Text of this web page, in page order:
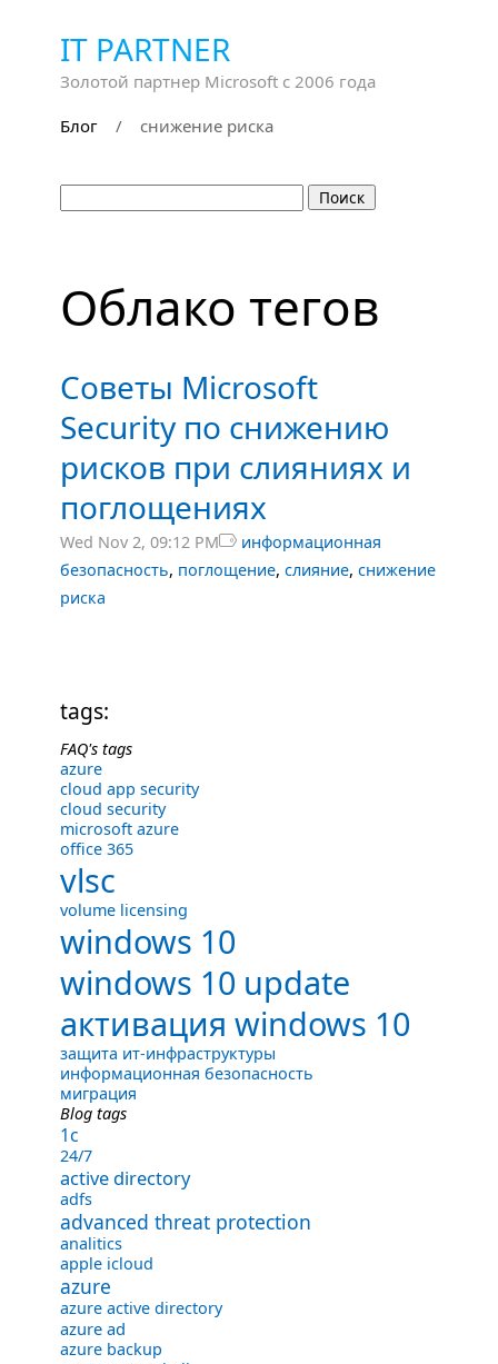
IT PARTNER
Золотой партнер Microsoft с 2006 года
Блог
/ снижение риска
Облако тегов
Советы Microsoft
Security по снижению
рисков при слияниях и
поглощениях
Wed Nov 2, 09:12 PM информационная
безопасность, поглощение, слияние, снижение
риска
tags:
FAQ's tags
azure
cloud app security
cloud security
microsoft azure
office 365
vlsc
volume licensing
windows 10
windows 10 update
активация windows 10
защита ит-инфраструктуры
информационная безопасность
миграция
Blog tags
1с
24/7
active directory
adfs
advanced threat protection
analitics
apple icloud
azure
azure active directory
azure ad
azure backup